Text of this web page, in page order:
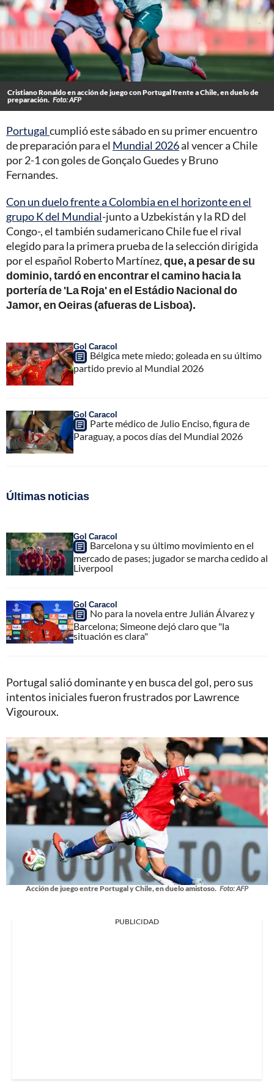
Cristiano Ronaldo en acción de juego con Portugal frente a Chile, en duelo de
preparación. Foto: AFP
Portugalcumplió este sábado en su primer encuentro
de preparación para el Mundial 2026al vencer a Chile
por 2-1 con goles de Gonçalo Guedes y Bruno
Fernandes.
Con un duelo frente a Colombia en el horizonte en el
grupo K del Mundial-junto a Uzbekistán y la RD del
Congo-, el también sudamericano Chile fue el rival
elegido para la primera prueba de la selección dirigida
por el español Roberto Martínez,que, a pesar de su
dominio, tardó en encontrar el camino hacia la
portería de 'La Roja' en el Estádio Nacional do
Jamor, en Oeiras (afueras de Lisboa).
Gol Caracol
Bélgica mete miedo; goleada en su último
partido previo al Mundial 2026
Gol Caracol
Parte médico de Julio Enciso, figura de
Paraguay, a pocos días del Mundial 2026
Últimas noticias
Gol Caracol
Barcelona y su último movimiento en el
mercado de pases; jugador se marcha cedido al
Liverpool
Gol Caracol
No para la novela entre Julián Álvarez y
Barcelona; Simeone dejó claro que "la
situación es clara"
Portugal salió dominante y en busca del gol, pero sus
intentos iniciales fueron frustrados por Lawrence
Vigouroux.
Acción de juego entre Portugal y Chile, en duelo amistoso. Foto: AFP
PUBLICIDAD